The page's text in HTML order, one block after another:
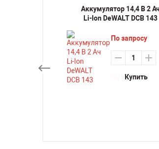
Аккумулятор 14,4 В 2 Ач
Li-Ion DeWALT DCB 143
По запросу
Купить